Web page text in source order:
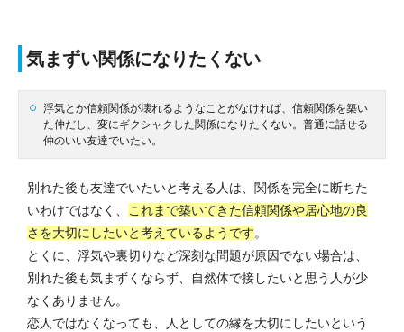
気まずい関係になりたくない
浮気とか信頼関係が壊れるようなことがなければ、信頼関係を築い
た仲だし、変にギクシャクした関係になりたくない。普通に話せる
仲のいい友達でいたい。
別れた後も友達でいたいと考える人は、関係を完全に断ちた
いわけではなく、
これまで築いてきた信頼関係や居心地の良
さを大切にしたいと考えているようです。
とくに、浮気や裏切りなど深刻な問題が原因でない場合は、
別れた後も気まずくならず、自然体で接したいと思う人が少
なくありません。
恋人ではなくなっても、人としての縁を大切にしたいという